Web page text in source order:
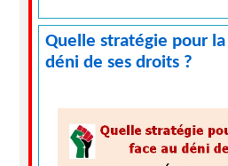
Quelle stratégie pour
déni de ses droits ?